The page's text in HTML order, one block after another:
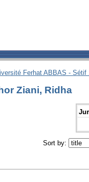
Ferhat ABBAS - Sétif
Ziani, Ridha
Sort by: